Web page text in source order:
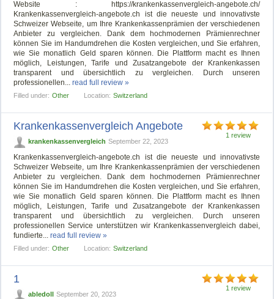
Website : https://krankenkassenvergleich-angebote.ch/
Krankenkassenvergleich-angebote.ch ist die neueste und innovativste
Schweizer Webseite, um Ihre Krankenkassenprämien der verschiedenen
Anbieter zu vergleichen. Dank dem hochmodernen Prämienrechner
können Sie im Handumdrehen die Kosten vergleichen, und Sie erfahren,
wie Sie monatlich Geld sparen können. Die Plattform macht es Ihnen
möglich, Leistungen, Tarife und Zusatzangebote der Krankenkassen
transparent und übersichtlich zu vergleichen. Durch unseren
professionellen...read full review »
Filled under: Other Location: Switzerland
1 review
Krankenkassenvergleich Angebote
krankenkassenvergleich September 22, 2023
Krankenkassenvergleich-angebote.ch ist die neueste und innovativste
Schweizer Webseite, um Ihre Krankenkassenprämien der verschiedenen
Anbieter zu vergleichen. Dank dem hochmodernen Prämienrechner
können Sie im Handumdrehen die Kosten vergleichen, und Sie erfahren,
wie Sie monatlich Geld sparen können. Die Plattform macht es Ihnen
möglich, Leistungen, Tarife und Zusatzangebote der Krankenkassen
transparent und übersichtlich zu vergleichen. Durch unseren
professionellen Service unterstützen wir Krankenkassenvergleich dabei,
fundierte...read full review »
Filled under: Other Location: Switzerland
1 review
1
abledoll September 20, 2023